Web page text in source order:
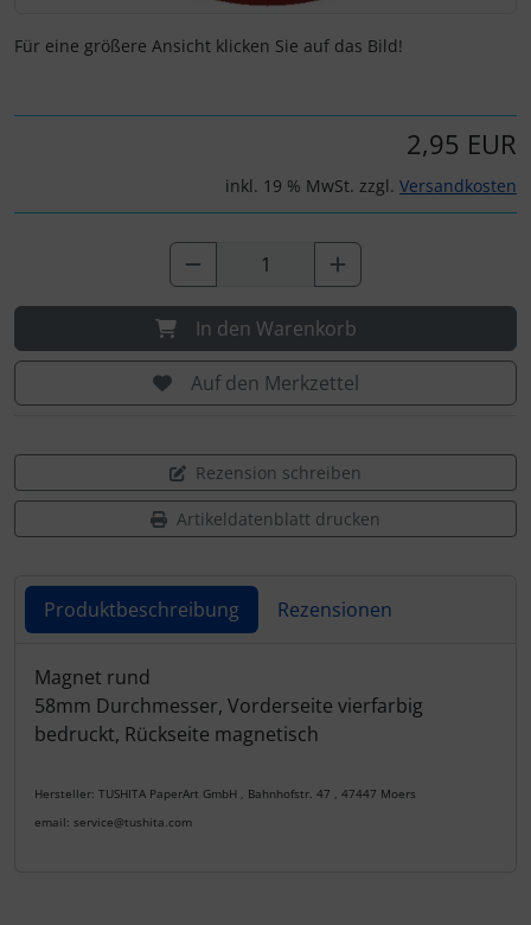
Für eine größere Ansicht klicken Sie auf das Bild!
2,95 EUR
inkl. 19 % MwSt. zzgl. Versandkosten
In den Warenkorb
Auf den Merkzettel
Rezension schreiben
Artikeldatenblatt drucken
Produktbeschreibung Rezensionen
Produktbeschreibung
Magnet rund
58mm Durchmesser, Vorderseite vierfarbig
bedruckt, Rückseite magnetisch
Hersteller: TUSHITA PaperArt GmbH , Bahnhofstr. 47 , 47447 Moers
email: service@tushita.com